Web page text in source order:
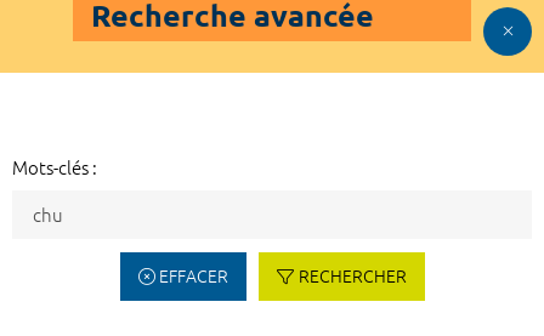
Recherche avancée
Mots-clés :
EFFACER RECHERCHER